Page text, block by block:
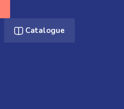
Catalogue